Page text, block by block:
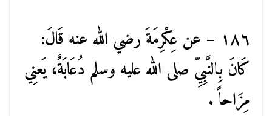
١٨٦ – عن عِكْرِمَةَ رضي الله عنه قَالَ:
كَانَ بِالنَّبِيِّ صلى الله عليه وسلم دُعَابَةٌ، يَعنِي
مِزَاحاً .